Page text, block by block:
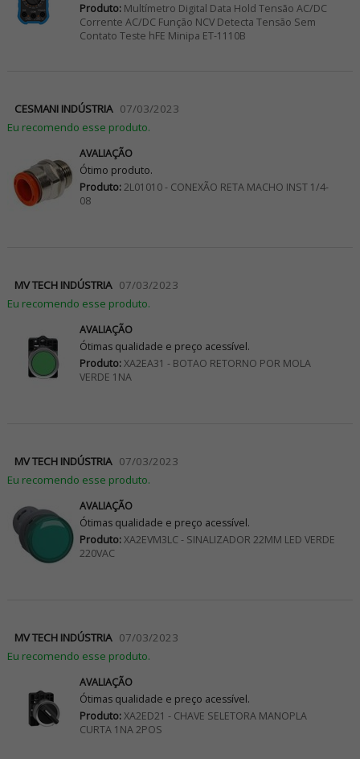
Produto:Multímetro Digital Data Hold Tensão AC/DC
Corrente AC/DC Função NCV Detecta Tensão Sem
Contato Teste hFE Minipa ET-1110B
CESMANI INDÚSTRIA 07/03/2023
Eu recomendo esse produto.
AVALIAÇÃO
Ótimo produto.
Produto:2L01010 - CONEXÃO RETA MACHO INST 1/4-
08
MV TECH INDÚSTRIA 07/03/2023
Eu recomendo esse produto.
AVALIAÇÃO
Ótimas qualidade e preço acessível.
Produto:XA2EA31 - BOTAO RETORNO POR MOLA
VERDE 1NA
MV TECH INDÚSTRIA 07/03/2023
Eu recomendo esse produto.
AVALIAÇÃO
Ótimas qualidade e preço acessível.
Produto:XA2EVM3LC - SINALIZADOR 22MM LED VERDE
220VAC
MV TECH INDÚSTRIA 07/03/2023
Eu recomendo esse produto.
AVALIAÇÃO
Ótimas qualidade e preço acessível.
Produto:XA2ED21 - CHAVE SELETORA MANOPLA
CURTA 1NA 2POS